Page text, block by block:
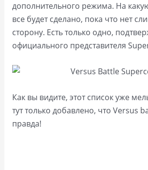
дополнительного режима. На
все будет сделано, пока что нет
сторону. Есть только одно,
официального представителя
Как вы видите, этот список уже
тут только добавлено, что Versus
правда!